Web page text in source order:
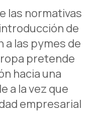
las normativas
de
a las pymes de
pretende
hacia una
a la vez que
empresarial